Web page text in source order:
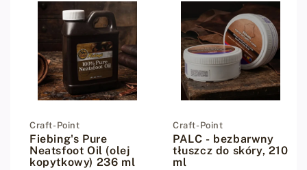
Dostawca:
Craft-Point
Fiebing's Pure
Neatsfoot Oil (olej
kopytkowy) 236 ml
Dostawca:
Craft-Point
PALC - bezbarwny
tłuszcz do skóry, 210
ml